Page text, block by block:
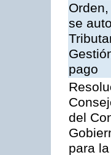
se
pago
del
para